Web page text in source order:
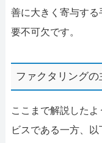
善に大きく寄与す
要不可欠です。
ファクタリングの
ここまで解説した
ビスである一方、以